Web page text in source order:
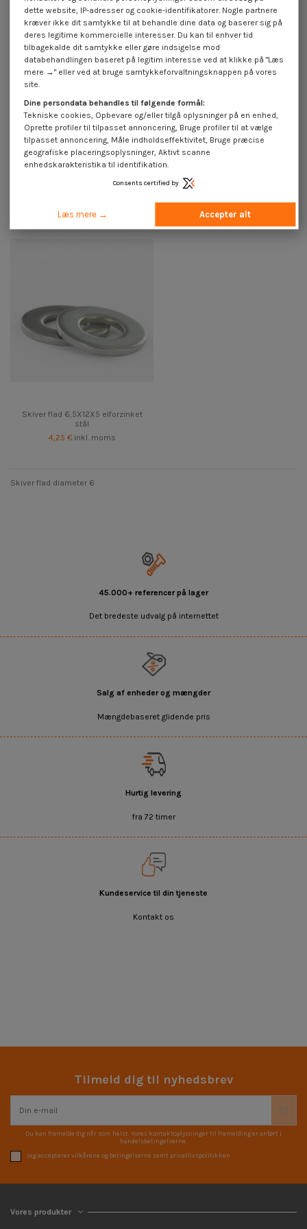
Skiver flad 6X18X2 sort
Skiver flad 6,4X30X2 elforzinket
1,85 €inkl. moms
Skiver flad 6,5X12X5 elforzinket
stål
4,25 € inkl. moms
Skiver flad diameter 6
45.000+ referencer på lager
Det bredeste udvalg på internettet
Salg af enheder og mængder
Mængdebaseret glidende pris
Hurtig levering
fra 72 timer
Kundeservice til din tjeneste
Kontakt os
Tilmeld dig til nyhedsbrev
Du kan framelde dig når som helst. Vores kontaktoplysninger til framelding er anført i
handelsbetingelserne.
Jeg accepterer vilkårene og betingelserne samt privatlivspolitikken
Vores produkter
dette website, IP-adresser og cookie-identifikatorer. Nogle partnere
kræver ikke dit samtykke til at behandle dine data og baserer sig på
deres legitime kommercielle interesser. Du kan til enhver tid
tilbagekalde dit samtykke eller gøre indsigelse mod
databehandlingen baseret på legitim interesse ved at klikke på "Læs
mere →" eller ved at bruge samtykkeforvaltningsknappen på vores
site.
Dine persondata behandles til følgende formål:
Tekniske cookies, Opbevare og/eller tilgå oplysninger på en enhed,
Oprette profiler til tilpasset annoncering, Bruge profiler til at vælge
tilpasset annoncering, Måle indholdseffektivitet, Bruge præcise
geografiske placeringsoplysninger, Aktivt scanne
enhedskarakteristika til identifikation.
Consents certified by
Læs mere → Accepter alt